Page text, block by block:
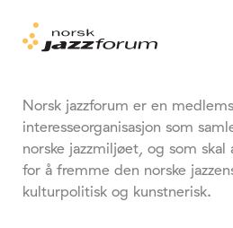
Norsk jazzforum er en
interesseorganisasjon som
norske jazzmiljøet, og som skal
for å fremme den norske
kulturpolitisk og kunstnerisk.